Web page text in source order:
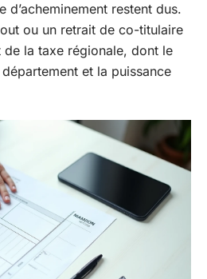
d’acheminement restent dus.
ou un retrait de co-titulaire
de la taxe régionale, dont le
et la puissance